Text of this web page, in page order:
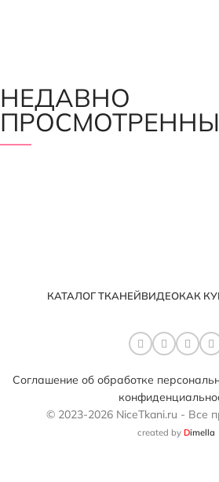
НЕДАВНО
КАТАЛОГ ТКАНЕЙВИДЕОКАК
Соглашение об обработке
© 2023-2026 NiceTkani.ru - Все
created by Dimella